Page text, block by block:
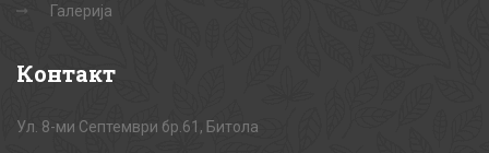
Галерија
Контакт
Ул. 8-ми Септември бр.61, Битола